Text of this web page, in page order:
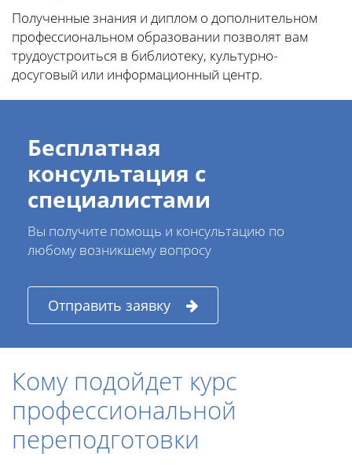
Полученные знания и диплом о дополнительном
профессиональном образовании позволят вам
трудоустроиться в библиотеку, культурно-
досуговый или информационный центр.
Бесплатная
консультация с
специалистами
Вы получите помощь и консультацию по
любому возникшему вопросу
Отправить заявку
Кому подойдет курс
профессиональной
переподготовки